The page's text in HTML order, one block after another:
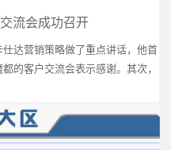
流会成功召开
达营销策略做了重点讲话，他首
的客户交流会表示感谢。其次，